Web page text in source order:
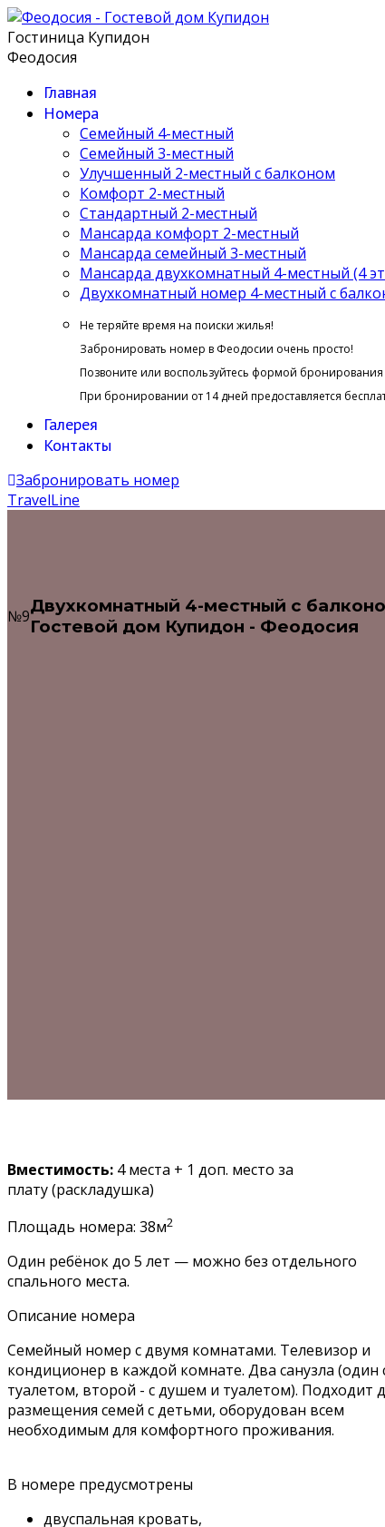
Гостиница Купидон
Феодосия
Главная
Номера
Семейный 4-местный
Семейный 3-местный
Улучшенный 2-местный с балконом
Комфорт 2-местный
Стандартный 2-местный
Мансарда комфорт 2-местный
Мансарда семейный 3-местный
Мансарда двухкомнатный 4-местный (4
Двухкомнатный номер 4-местный с
Не теряйте время на поиски жилья!
Забронировать номер в Феодосии очень просто!
Позвоните или воспользуйтесь формой бронирования
При бронировании от 14 дней предоставляется
Галерея
Контакты
Забронировать номер
TravelLine
№9Двухкомнатный 4-местный с
Гостевой дом Купидон - Феодосия
Вместимость: 4 места + 1 доп. место за
плату (раскладушка)
Площадь номера: 38м2
Один ребёнок до 5 лет — можно без отдельного
спального места.
Описание номера
Семейный номер с двумя комнатами. Телевизор и
кондиционер в каждой комнате. Два санузла (один
туалетом, второй - с душем и туалетом). Подходит
размещения семей с детьми, оборудован всем
необходимым для комфортного проживания.
В номере предусмотрены
двуспальная кровать,